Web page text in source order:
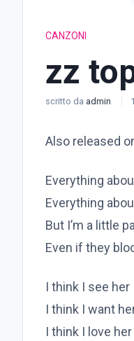
CANZONI
zz
scritto da admin
Also released
Everything
Everything
But I’m a little
Even if they
I think I see her
I think I want
I think I love her